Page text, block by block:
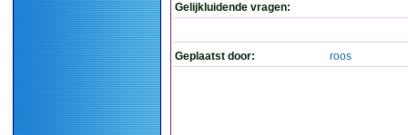
Gelijkluidende vragen:
Geplaatst door: roos